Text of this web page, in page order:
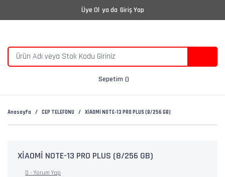
Üye Ol ya da Giriş Yap
Sepetim
Anasayfa CEP TELEFONU XİAOMİ NOTE-13 PRO PLUS (8/256 GB)
XİAOMİ NOTE-13 PRO PLUS (8/256 GB)
0 - Yorum Yap